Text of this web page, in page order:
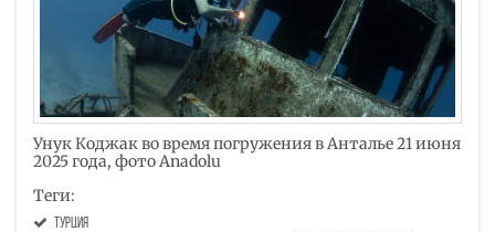
Унук Коджак во время погружения в Анталье 21 июня
2025 года, фото Anadolu
Теги:
Турция